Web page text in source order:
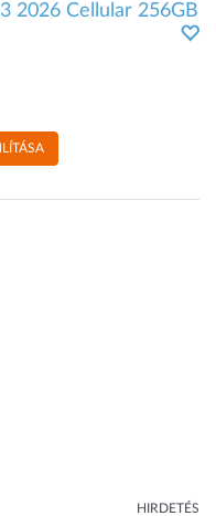
2026 Cellular 256GB
HIRDETÉS